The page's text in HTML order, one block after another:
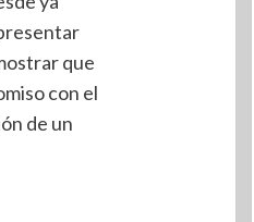
que
con el
de un